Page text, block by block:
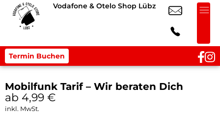
Vodafone & Otelo Shop Lübz
Termin Buchen
Mobilfunk Tarif – Wir beraten Dich
ab 4,99 €
inkl. MwSt.